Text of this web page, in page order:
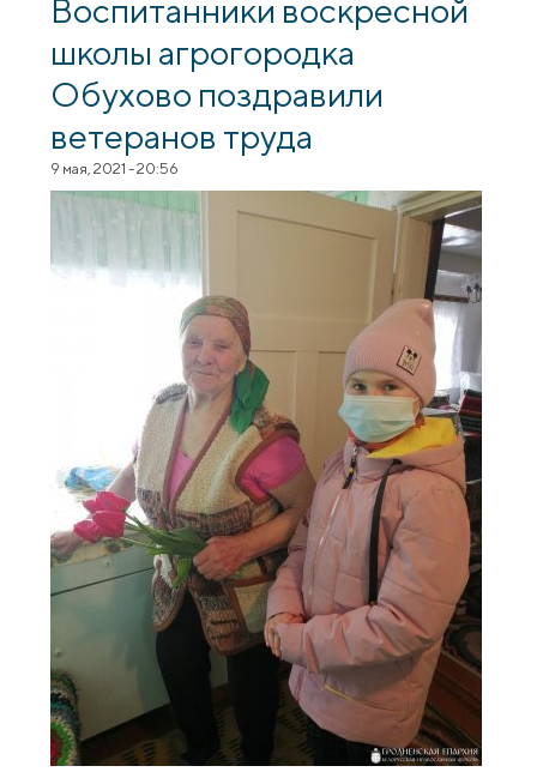
Воспитанники воскресной
школы агрогородка
Обухово поздравили
ветеранов труда
9 мая, 2021 - 20:56